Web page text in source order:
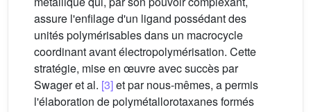
assure l'enfilage d'un ligand possédant des
unités polymérisables dans un macrocycle
coordinant avant électropolymérisation. Cette
stratégie, mise en œuvre avec succès par
Swager et al. [3]et par nous-mêmes, a permis
l'élaboration de polymétallorotaxanes formés